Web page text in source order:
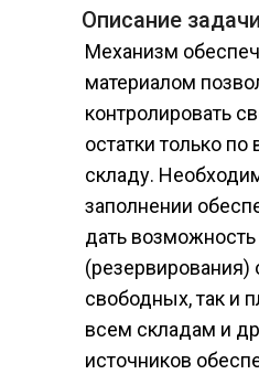
Механизм
материалом
контролировать
остатки только
складу.
заполнении
дать
(резервирования)
свободных, так и
всем складам и
источников
Описание задачи